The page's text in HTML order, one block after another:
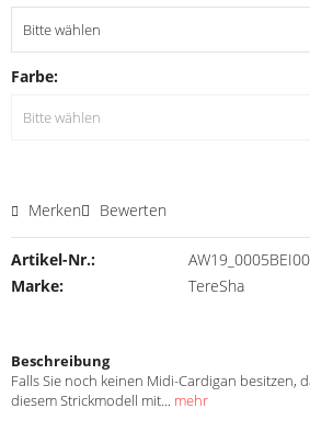
Farbe:
Merken Bewerten
Artikel-Nr.:
AW19_0005BEI00
Marke:
TereSha
Beschreibung
Falls Sie noch keinen Midi-Cardigan besitzen,
diesem Strickmodell mit... mehr